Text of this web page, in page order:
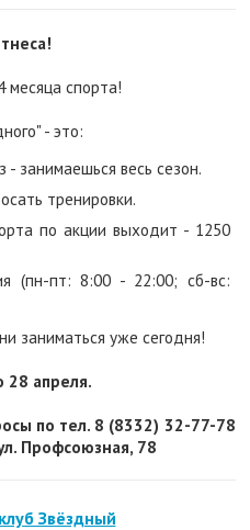
месяца спорта!
- это:
занимаешься весь сезон.
тренировки.
по акции выходит - 1250
(пн-пт: 8:00 - 22:00; сб-вс:
заниматься уже сегодня!
28 апреля.
по тел. 8 (8332) 32-77-78
Профсоюзная, 78
Звёздный